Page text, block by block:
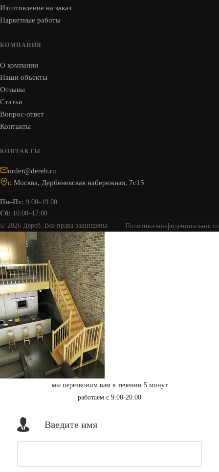
Изготовление на заказ
Паркетные работы
КОМПАНИЯ
О компании
Наши объекты
Отзывы
Статьи
Вопрос-ответ
Контакты
КОНТАКТЫ
order@dereb.ru
г. Москва, Дербеневская набережная, 7с15
Пн–Пт: 9:00–19:00
Сб: 10:00–17:00
© 2026 Дереб. Все права защищены.
Политика конфиденциальности
мы перезвоним вам в течении 5 минут
работаем с 9.00-20.00
Введите имя